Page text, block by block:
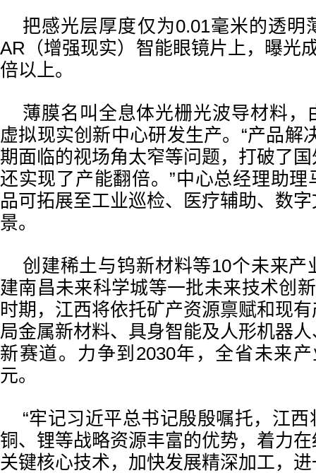
把感光层厚度仅为0.01毫米的透明
AR（增强现实）智能眼镜片上，曝光
倍以上。
薄膜名叫全息体光栅光波导材料，
虚拟现实创新中心研发生产。“产品解
期面临的视场角太窄等问题，打破了
还实现了产能翻倍。”中心总经理助
品可拓展至工业巡检、医疗辅助、数
景。
创建稀土与钨新材料等10个未来产
建南昌未来科学城等一批未来技术创
时期，江西将依托矿产资源禀赋和现
局金属新材料、具身智能及人形机器
新赛道。力争到2030年，全省未来
元。
“牢记习近平总书记殷殷嘱托，江
铜、锂等战略资源丰富的优势，着力
关键核心技术，加快发展精深加工，